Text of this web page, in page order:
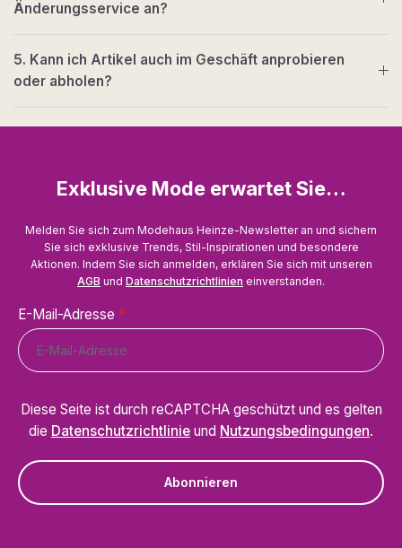
Änderungsservice an?
5. Kann ich Artikel auch im Geschäft anprobieren
oder abholen?
Exklusive Mode erwartet Sie…
Melden Sie sich zum Modehaus Heinze-Newsletter an und sichern
Sie sich exklusive Trends, Stil-Inspirationen und besondere
Aktionen. Indem Sie sich anmelden, erklären Sie sich mit unseren
AGB und Datenschutzrichtlinien einverstanden.
E-Mail-Adresse *
Diese Seite ist durch reCAPTCHA geschützt und es gelten
die Datenschutzrichtlinie und Nutzungsbedingungen.
Abonnieren